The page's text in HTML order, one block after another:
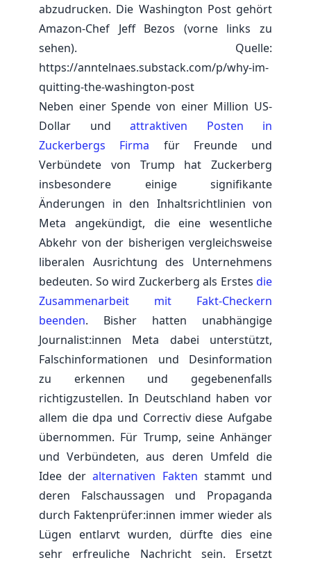
abzudrucken. Die Washington Post gehört
Amazon-Chef Jeff Bezos (vorne links zu
sehen). Quelle:
https://anntelnaes.substack.com/p/why-im-
quitting-the-washington-post
Neben einer Spende von einer Million US-
Dollar und attraktiven Posten in
Zuckerbergs Firma für Freunde und
Verbündete von Trump hat Zuckerberg
insbesondere einige signifikante
Änderungen in den Inhaltsrichtlinien von
Meta angekündigt, die eine wesentliche
Abkehr von der bisherigen vergleichsweise
liberalen Ausrichtung des Unternehmens
bedeuten. So wird Zuckerberg als Erstes die
Zusammenarbeit mit Fakt-Checkern
beenden. Bisher hatten unabhängige
Journalist:innen Meta dabei unterstützt,
Falschinformationen und Desinformation
zu erkennen und gegebenenfalls
richtigzustellen. In Deutschland haben vor
allem die dpa und Correctiv diese Aufgabe
übernommen. Für Trump, seine Anhänger
und Verbündeten, aus deren Umfeld die
Idee deralternativen Fakten stammt und
deren Falschaussagen und Propaganda
durch Faktenprüfer:innen immer wieder als
Lügen entlarvt wurden, dürfte dies eine
sehr erfreuliche Nachricht sein. Ersetzt